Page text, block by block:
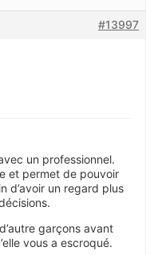
#13997
un professionnel.
et permet de pouvoir
d’avoir un regard plus
garçons avant
vous a escroqué.